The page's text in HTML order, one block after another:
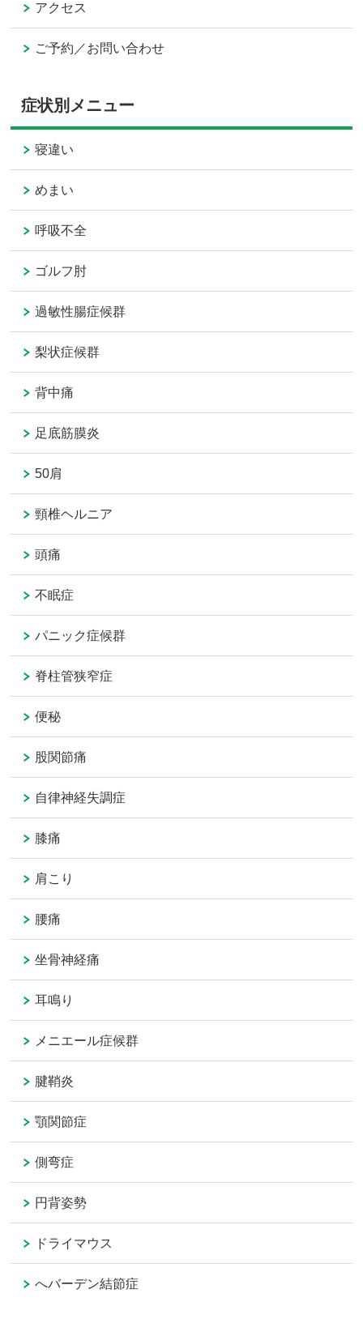
アクセス
ご予約／お問い合わせ
症状別メニュー
寝違い
めまい
呼吸不全
ゴルフ肘
過敏性腸症候群
梨状症候群
背中痛
足底筋膜炎
50肩
頸椎ヘルニア
頭痛
不眠症
パニック症候群
脊柱管狭窄症
便秘
股関節痛
自律神経失調症
膝痛
肩こり
腰痛
坐骨神経痛
耳鳴り
メニエール症候群
腱鞘炎
顎関節症
側弯症
円背姿勢
ドライマウス
へバーデン結節症